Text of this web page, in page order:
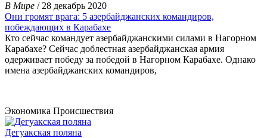
В Мире / 28 декабрь 2020
Они громят врага: 5 азербайджанских командиров,
побеждающих в Карабахе
Кто сейчас командует азербайджанскими силами в Нагорном
Карабахе? Сейчас доблестная азербайджанская армия
одерживает победу за победой в Нагорном Карабахе. Однако
имена азербайджанских командиров,
Экономика Происшествия
Дегуакская поляна